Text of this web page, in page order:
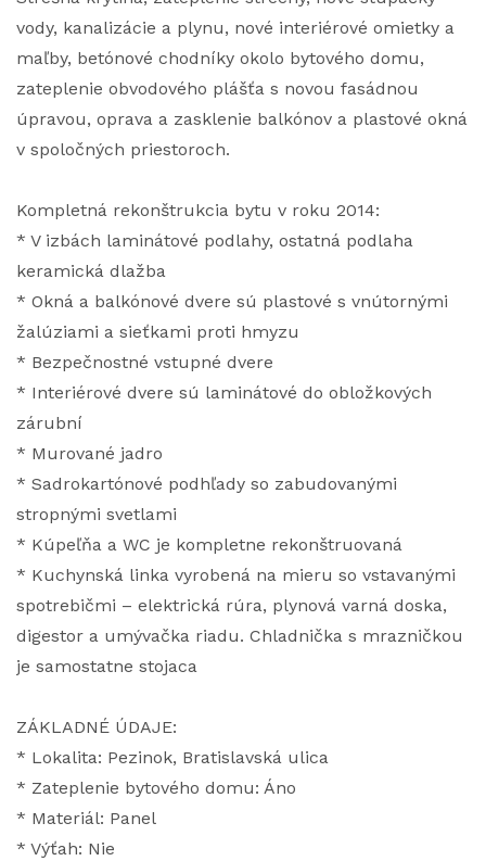
vody, kanalizácie a plynu, nové interiérové omietky a
maľby, betónové chodníky okolo bytového domu,
zateplenie obvodového plášťa s novou fasádnou
úpravou, oprava a zasklenie balkónov a plastové okná
v spoločných priestoroch.
Kompletná rekonštrukcia bytu v roku 2014:
* V izbách laminátové podlahy, ostatná podlaha
keramická dlažba
* Okná a balkónové dvere sú plastové s vnútornými
žalúziami a sieťkami proti hmyzu
* Bezpečnostné vstupné dvere
* Interiérové dvere sú laminátové do obložkových
zárubní
* Murované jadro
* Sadrokartónové podhľady so zabudovanými
stropnými svetlami
* Kúpeľňa a WC je kompletne rekonštruovaná
* Kuchynská linka vyrobená na mieru so vstavanými
spotrebičmi – elektrická rúra, plynová varná doska,
digestor a umývačka riadu. Chladnička s mrazničkou
je samostatne stojaca
ZÁKLADNÉ ÚDAJE:
* Lokalita: Pezinok, Bratislavská ulica
* Zateplenie bytového domu: Áno
* Materiál: Panel
* Výťah: Nie